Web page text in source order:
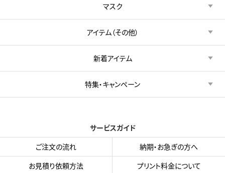
マスク
アイテム（その他）
新着アイテム
特集・キャンペーン
サービスガイド
ご注文の流れ
納期・お急ぎの方へ
お見積り依頼方法
プリント料金について